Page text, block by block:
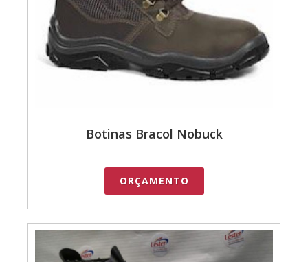
Botinas Bracol Nobuck
ORÇAMENTO